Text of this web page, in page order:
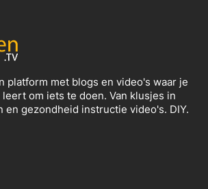
platform met blogs en video's waar je
om iets te doen. Van klusjes in
en gezondheid instructie video's. DIY.